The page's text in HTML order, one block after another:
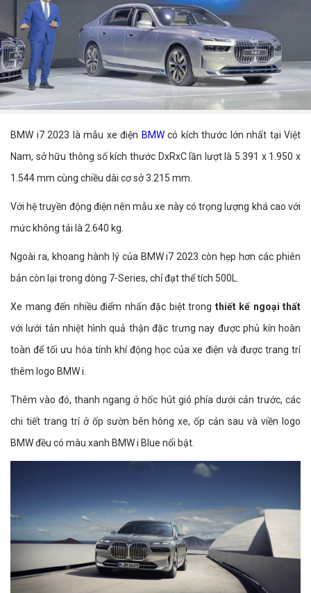
BMW i7 2023 là mẫu xe điện BMWcó kích thước lớn nhất tại Việt
Nam, sở hữu thông số kích thước DxRxC lần lượt là 5.391 x 1.950 x
1.544 mm cùng chiều dài cơ sở 3.215 mm.
Với hệ truyền động điện nên mẫu xe này có trọng lượng khá cao với
mức không tải là 2.640 kg.
Ngoài ra, khoang hành lý của BMW i7 2023 còn hẹp hơn các phiên
bản còn lại trong dòng 7-Series, chỉ đạt thể tích 500L.
Xe mang đến nhiều điểm nhấn đặc biệt trong thiết kế ngoại thất
với lưới tản nhiệt hình quả thận đặc trưng nay được phủ kín hoàn
toàn để tối ưu hóa tính khí động học của xe điện và được trang trí
thêm logo BMW i.
Thêm vào đó, thanh ngang ở hốc hút gió phía dưới cản trước, các
chi tiết trang trí ở ốp sườn bên hông xe, ốp cản sau và viền logo
BMW đều có màu xanh BMW i Blue nổi bật.